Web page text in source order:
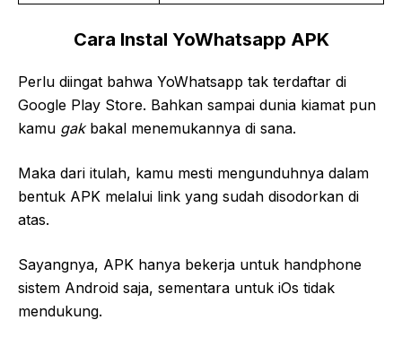
Cara Instal YoWhatsapp APK
Perlu diingat bahwa YoWhatsapp tak terdaftar di
Google Play Store. Bahkan sampai dunia kiamat pun
kamu gak bakal menemukannya di sana.
Maka dari itulah, kamu mesti mengunduhnya dalam
bentuk APK melalui link yang sudah disodorkan di
atas.
Sayangnya, APK hanya bekerja untuk handphone
sistem Android saja, sementara untuk iOs tidak
mendukung.